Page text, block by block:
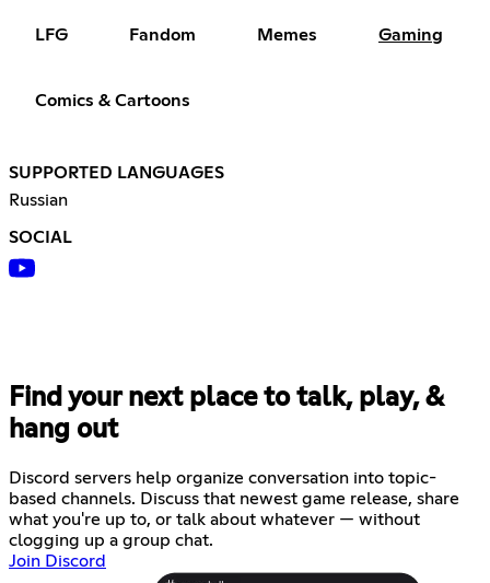
LFG Fandom Memes Gaming
Comics & Cartoons
SUPPORTED LANGUAGES
Russian
SOCIAL
Find your next place to talk, play, &
hang out
Discord servers help organize conversation into topic-
based channels. Discuss that newest game release, share
what you're up to, or talk about whatever — without
clogging up a group chat.
Join Discord